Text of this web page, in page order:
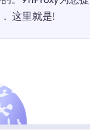
这里就是!